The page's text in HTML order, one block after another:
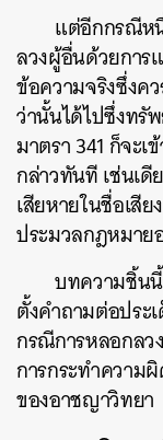
แต่อีกกรณีห
ลวงผู้อื่นด้วยการ
ข้อความจริงซึ่งค
ว่านั้นได้ไปซึ่งท
มาตรา 341 ก็จะ
กล่าวทันที เช่นเ
เสียหายในชื่อเสี
ประมวลกฎหมาย
บทความชิ้น
ตั้งคำถามต่อประ
กรณีการหลอกล
การกระทำความ
ของอาชญาวิทยา